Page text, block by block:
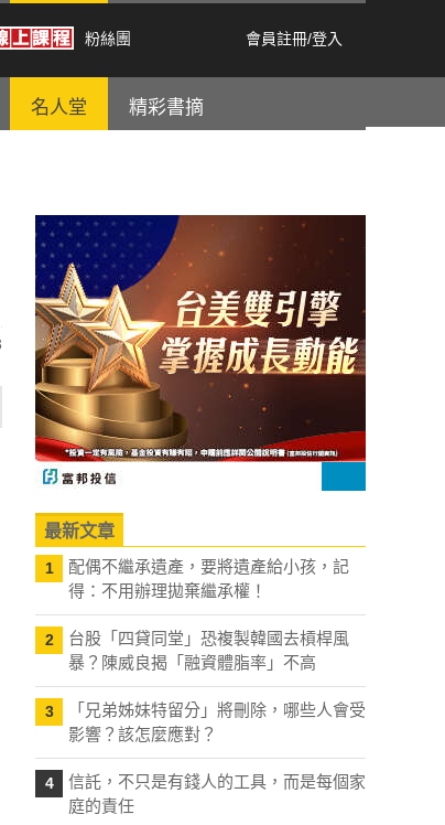
粉絲團 會員註冊/登入
名人堂 精彩書摘
最新文章
1
配偶不繼承遺產，要將遺產給小孩，記
得：不用辦理拋棄繼承權！
2
台股「四貸同堂」恐複製韓國去槓桿風
暴？陳威良揭「融資體脂率」不高
3
「兄弟姊妹特留分」將刪除，哪些人會受
影響？該怎麼應對？
4
信託，不只是有錢人的工具，而是每個家
庭的責任